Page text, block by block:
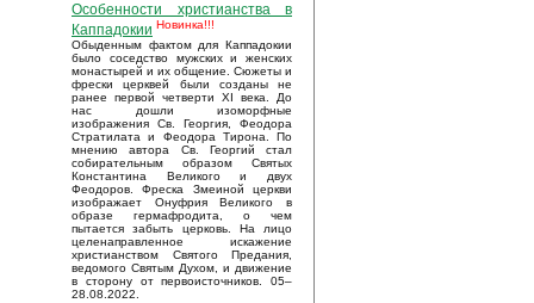
Особенности христианства в
Каппадокии Новинка!!!
Обыденным фактом для Каппадокии
было соседство мужских и женских
монастырей и их общение. Сюжеты и
фрески церквей были созданы не
ранее первой четверти XI века. До
нас дошли изоморфные
изображения Св. Георгия, Феодора
Стратилата и Феодора Тирона. По
мнению автора Св. Георгий стал
собирательным образом Святых
Константина Великого и двух
Феодоров. Фреска Змеиной церкви
изображает Онуфрия Великого в
образе гермафродита, о чем
пытается забыть церковь. На лицо
целенаправленное искажение
христианством Святого Предания,
ведомого Святым Духом, и движение
в сторону от первоисточников. 05–
28.08.2022.